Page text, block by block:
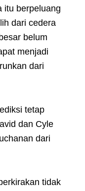
itu berpeluang
dari cedera
belum
menjadi
dari
tetap
dan Cyle
dari
tidak